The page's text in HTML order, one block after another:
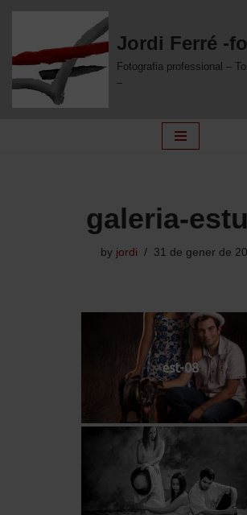
to
content
Jordi Ferré -
Fotografia professional –
–
galeria-
by jordi 31 de gener de
est-08